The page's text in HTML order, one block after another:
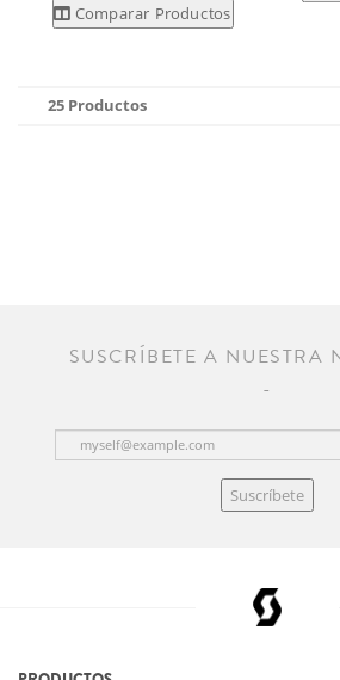
Comparar Productos
25 Productos
SUSCRÍBETE A NUESTRA
Suscríbete